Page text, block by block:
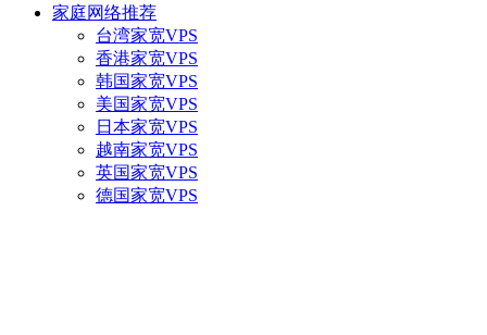
家庭网络推荐
台湾家宽VPS
香港家宽VPS
韩国家宽VPS
美国家宽VPS
日本家宽VPS
越南家宽VPS
英国家宽VPS
德国家宽VPS